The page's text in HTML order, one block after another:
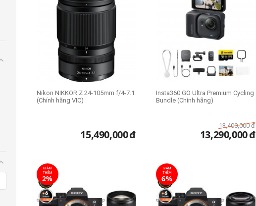
Nikon NIKKOR Z 24-105mm f/4-7.1
(Chính hãng VIC)
15,490,000đ
Insta360 GO Ultra Premium Cycling
Bundle (Chính hãng)
13,400,000 đ
13,290,000đ
GIẢM
THÊM
2%
GIẢM
THÊM
6%